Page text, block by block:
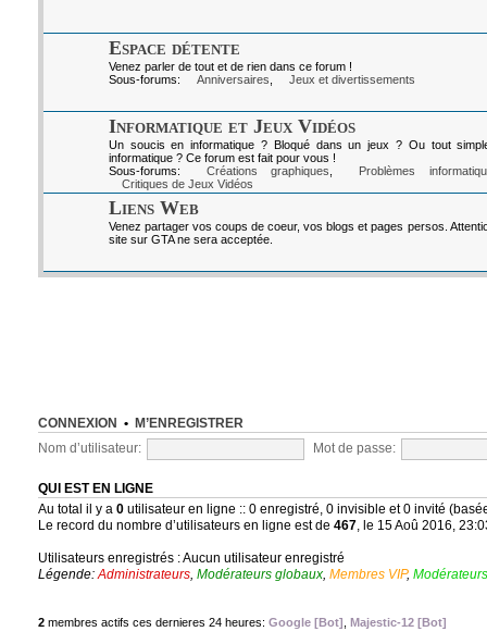
Espace détente
Venez parler de tout et de rien dans ce forum !
Sous-forums:
Anniversaires Jeux et divertissements
Informatique et Jeux Vidéos
Un soucis en informatique ? Bloqué dans un jeux ? Ou tout
informatique ? Ce forum est fait pour vous !
Sous-forums:
Créations graphiques
Problèmes
Critiques de Jeux Vidéos
Liens Web
Venez partager vos coups de coeur, vos blogs et pages persos.
site sur GTA ne sera acceptée.
CONNEXION • M’ENREGISTRER
Nom d’utilisateur: Mot de passe:
QUI EST EN LIGNE
Au total il y a 0utilisateur en ligne :: 0 enregistré, 0 invisible et 0 invité
Le record du nombre d’utilisateurs en ligne est de 467, le 15 Aoû 2016,
Utilisateurs enregistrés : Aucun utilisateur enregistré
Légende:Administrateurs, Modérateurs globaux, Membres VIP,
2membres actifs ces dernieres 24 heures: Google [Bot] Majestic-12 [Bot]